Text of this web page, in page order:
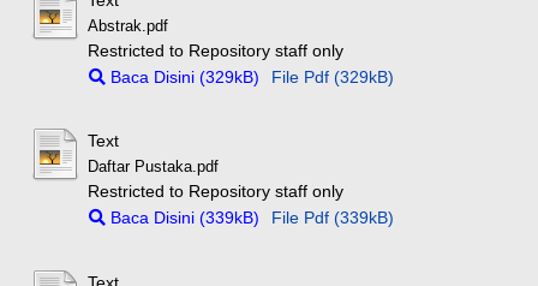
Abstrak.pdf
Restricted to Repository staff only
Baca Disini (329kB)
File Pdf (329kB)
Text
Daftar Pustaka.pdf
Restricted to Repository staff only
Baca Disini (339kB)
File Pdf (339kB)